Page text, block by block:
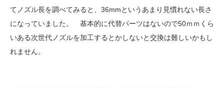
てノズル長を調べてみると、36mmというあまり見慣れない長さ
になっていました。 基本的に代替パーツはないので50ｍｍくら
いある次世代ノズルを加工するとかしないと交換は難しいかもし
れません。